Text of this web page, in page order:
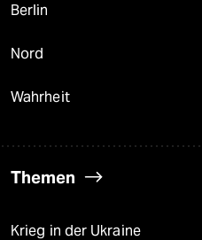
Berlin
Nord
Wahrheit
Themen
Krieg in der Ukraine